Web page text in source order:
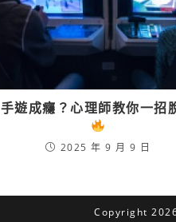
手遊成癮？心理師教你一招
2025 年 9 月 9 日
Copyright